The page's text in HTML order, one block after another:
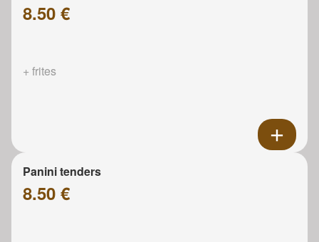
8.50 €
+ frites
Panini tenders
8.50 €